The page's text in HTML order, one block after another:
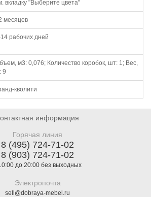
вкладку "Выберите цвета"
месяцев
рабочих дней
м3: 0,076; Количество коробок, шт: 1; Вес,
9
кволити
информация
Горячая линия
8 (495) 724-71-02
8 (903) 724-71-02
до 20:00 без выходных
Электропочта
sell@dobraya-mebel.ru